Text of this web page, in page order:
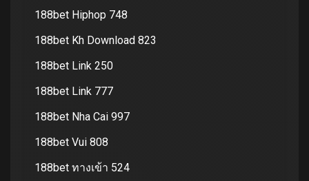
188bet Hiphop 748
188bet Kh Download 823
188bet Link 250
188bet Link 777
188bet Nha Cai 997
188bet Vui 808
188bet ทางเข้า 524